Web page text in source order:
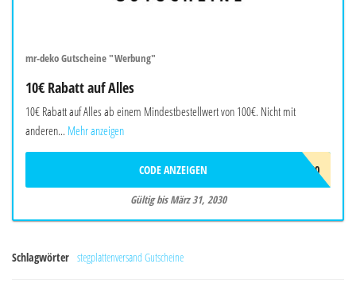
mr-deko Gutscheine "Werbung"
10€ Rabatt auf Alles
10€ Rabatt auf Alles ab einem Mindestbestellwert von 100€. Nicht mit
anderen... Mehr anzeigen
MD10AB100
CODE ANZEIGEN
Gültig bis März 31, 2030
Schlagwörter stegplattenversand Gutscheine